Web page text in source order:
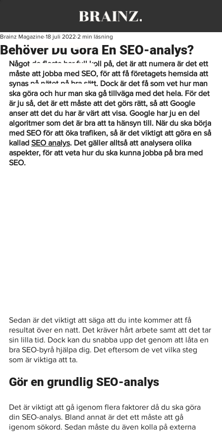
Behöver Du Göra En SEO-analys?
Brainz Magazine 18 juli 2022 2 min läsning
Något de flesta har full koll på, det är att numera är det ett
måste att jobba med SEO, för att få företagets hemsida att
synas på nätet på bra sätt. Dock är det få som vet hur man
ska göra och hur man ska gå tillväga med det hela. För det
är ju så, det är ett måste att det görs rätt, så att Google
anser att det du har är värt att visa. Google har ju en del
algoritmer som det är bra att ta hänsyn till. När du ska börja
med SEO för att öka trafiken, så är det viktigt att göra en så
kallad SEO analys. Det gäller alltså att analysera olika
aspekter, för att veta hur du ska kunna jobba på bra med
SEO.
Sedan är det viktigt att säga att du inte kommer att få
resultat över en natt. Det kräver hårt arbete samt att det tar
sin lilla tid. Dock kan du snabba upp det genom att låta en
bra SEO-byrå hjälpa dig. Det eftersom de vet vilka steg
som är viktiga att ta.
Gör en grundlig SEO-analys
Det är viktigt att gå igenom flera faktorer då du ska göra
din SEO-analys. Bland annat är det ett måste att gå
igenom sökord. Sedan måste du även kolla på externa